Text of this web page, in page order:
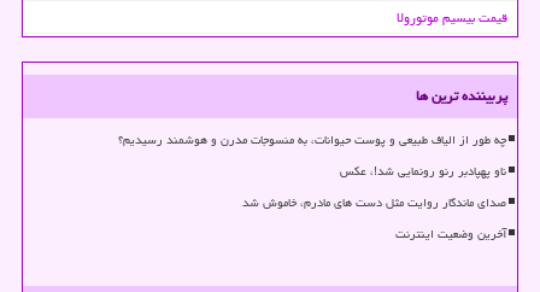
قیمت بیسیم موتورولا
پربیننده ترین ها
چه طور از الیاف طبیعی و پوست حیوانات، به منسوجات مدرن و هوشمند رسیدیم؟
ناو پهپادبر رنو رونمایی شد!، عکس
صدای ماندگار روایت مثل دست های مادرم، خاموش شد
آخرین وضعیت اینترنت